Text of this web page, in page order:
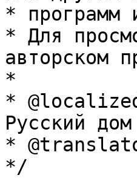
* программ
* Для
авторском
*
*
Русский
*
*/